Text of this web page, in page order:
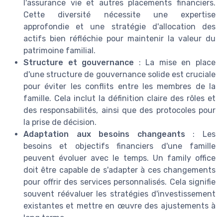
l'assurance vie et autres placements financiers.
Cette diversité nécessite une expertise
approfondie et une stratégie d'allocation des
actifs bien réfléchie pour maintenir la valeur du
patrimoine familial.
Structure et gouvernance : La mise en place
d'une structure de gouvernance solide est cruciale
pour éviter les conflits entre les membres de la
famille. Cela inclut la définition claire des rôles et
des responsabilités, ainsi que des protocoles pour
la prise de décision.
Adaptation aux besoins changeants : Les
besoins et objectifs financiers d'une famille
peuvent évoluer avec le temps. Un family office
doit être capable de s'adapter à ces changements
pour offrir des services personnalisés. Cela signifie
souvent réévaluer les stratégies d'investissement
existantes et mettre en œuvre des ajustements à